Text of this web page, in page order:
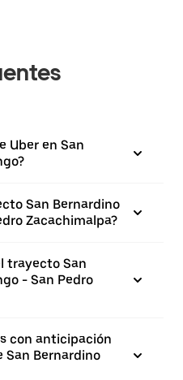
Uber en San
San Bernardino
Zacachimalpa?
trayecto San
- San Pedro
con anticipación
San Bernardino